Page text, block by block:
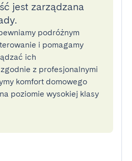
jest zarządzana
podróżnym
i pomagamy
ich
z profesjonalnymi
komfort domowego
poziomie wysokiej klasy